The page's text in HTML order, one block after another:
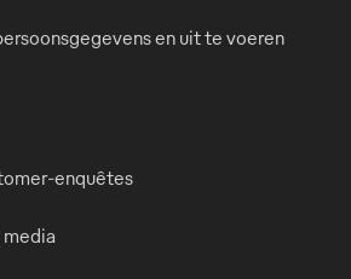
en uit te voeren
enquêtes